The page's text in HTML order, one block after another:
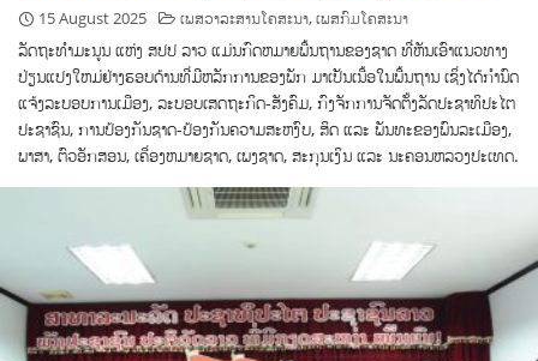
15 August 2025 ເພສວາລະສານໂຄສະນາ,ເພສກົມໂຄສະນາ
ລັດຖະທຳມະນູນ ​ແຫ່ງ ສປປ ລາວ ແມ່ນກົດຫມາຍພື້ນຖານຂອງຊາດ ທີ່ຫັນເອົາແນວທາງ
ປ່ຽນແປງໃຫມ່ຢ່າງຮອບດ້ານທີ່ມີຫລັກການຂອງພັກ ມາເປັນເນື້ອໃນພື້ນຖານ ເຊິ່ງໄດ້ກຳນົດ
ແຈ້ງລະບອບການເມືອງ, ລະບອບເສດຖະກິດ-ສັງຄົມ, ກົງຈັກການຈັດຕັ້ງລັດປະຊາທິປະໄຕ
ປະຊາຊົນ, ການປ້ອງກັນຊາດ-ປ້ອງກັນຄວາມສະຫງົບ, ສິດ ແລະ ພັນທະຂອງພົນລະເມືອງ,
ພາສາ, ຕົວອັກສອນ, ເຄື່ອງຫມາຍຊາດ, ເພງຊາດ, ສະກຸນເງິນ ແລະ ນະຄອນຫລວງປະເທດ.